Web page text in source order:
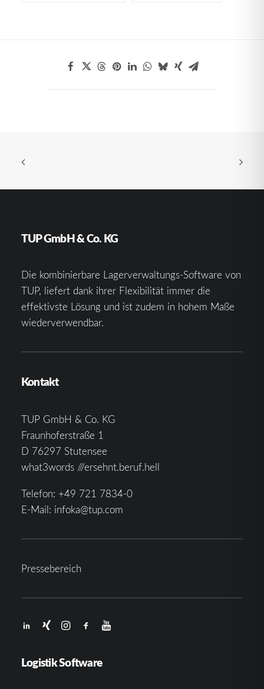
TUP GmbH & Co. KG
Die kombinierbare Lagerverwaltungs-Software von
TUP, liefert dank ihrer Flexibilität immer die
effektivste Lösung und ist zudem in hohem Maße
wiederverwendbar.
Kontakt
TUP GmbH & Co. KG
Fraunhoferstraße 1
D 76297 Stutensee
what3words ///ersehnt.beruf.hell
Telefon: +49 721 7834-0
E-Mail: infoka@tup.com
Pressebereich
Logistik Software